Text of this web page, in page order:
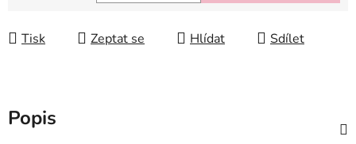
Tisk Zeptat se Hlídat Sdílet
Popis